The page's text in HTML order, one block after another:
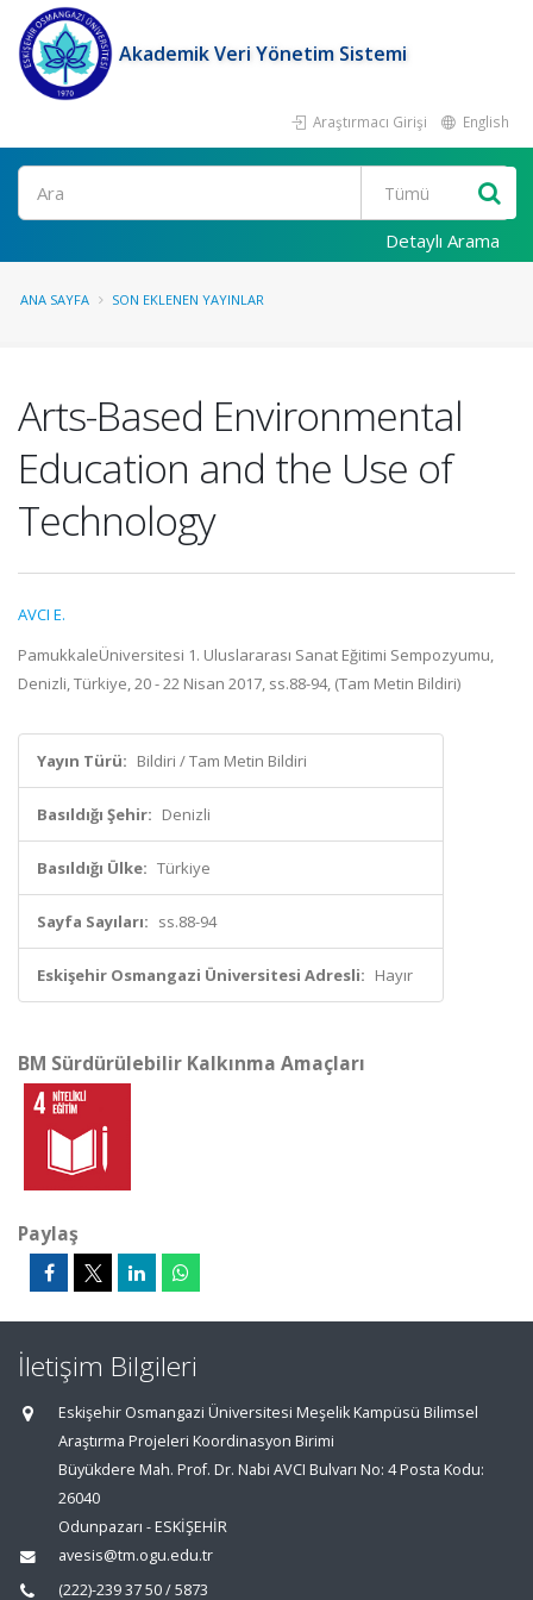
Akademik Veri Yönetim Sistemi
Araştırmacı Girişi English
Ara
Detaylı Arama
ANA SAYFA SON EKLENEN YAYINLAR
Arts-Based Environmental
Education and the Use of
Technology
AVCI E.
PamukkaleÜniversitesi 1. Uluslararası Sanat Eğitimi Sempozyumu,
Denizli, Türkiye, 20 - 22 Nisan 2017, ss.88-94, (Tam Metin Bildiri)
Yayın Türü: Bildiri / Tam Metin Bildiri
Basıldığı Şehir: Denizli
Basıldığı Ülke: Türkiye
Sayfa Sayıları: ss.88-94
Eskişehir Osmangazi Üniversitesi Adresli: Hayır
BM Sürdürülebilir Kalkınma Amaçları
Paylaş
İletişim Bilgileri
Eskişehir Osmangazi Üniversitesi Meşelik Kampüsü Bilimsel
Araştırma Projeleri Koordinasyon Birimi
Büyükdere Mah. Prof. Dr. Nabi AVCI Bulvarı No: 4 Posta Kodu:
26040
Odunpazarı - ESKİŞEHİR
avesis@tm.ogu.edu.tr
(222)-239 37 50 / 5873